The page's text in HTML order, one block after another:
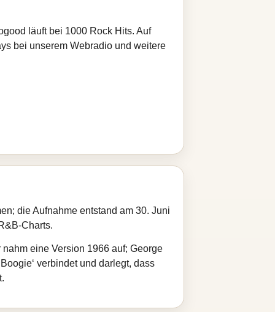
läuft bei 1000 Rock Hits. Auf
bei unserem Webradio und weitere
die Aufnahme entstand am 30. Juni
Charts.
eine Version 1966 auf; George
verbindet und darlegt, dass